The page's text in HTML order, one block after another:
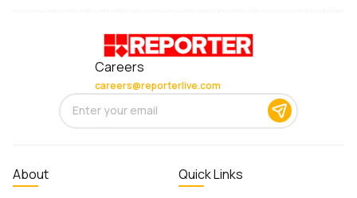
Careers
careers@reporterlive.com
About Quick Links